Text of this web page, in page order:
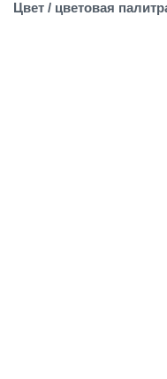
Цвет / цветовая